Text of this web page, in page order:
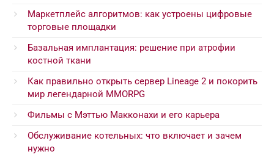
Маркетплейс алгоритмов: как устроены цифровые
торговые площадки
Базальная имплантация: решение при атрофии
костной ткани
Как правильно открыть сервер Lineage 2 и покорить
мир легендарной MMORPG
Фильмы с Мэттью Макконахи и его карьера
Обслуживание котельных: что включает и зачем
нужно